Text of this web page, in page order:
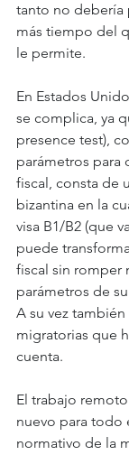
tanto no debería
más tiempo del
le permite.
En Estados
se complica, ya
presence test),
parámetros para
fiscal, consta de
bizantina en la
visa B1/B2 (que
puede
fiscal sin romper
parámetros de su
A su vez
migratorias que
cuenta.
El trabajo
nuevo para todo
normativo de la